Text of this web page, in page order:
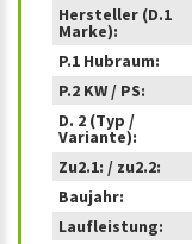
Hersteller (D.1
Marke):
P.1 Hubraum:
P.2 KW / PS:
D. 2 (Typ /
Variante):
Zu2.1: / zu2.2:
Baujahr:
Laufleistung: